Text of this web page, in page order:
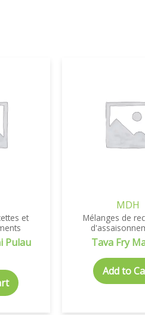
et
Pulau
MDH
Mélanges de
Tava Fry
Add to